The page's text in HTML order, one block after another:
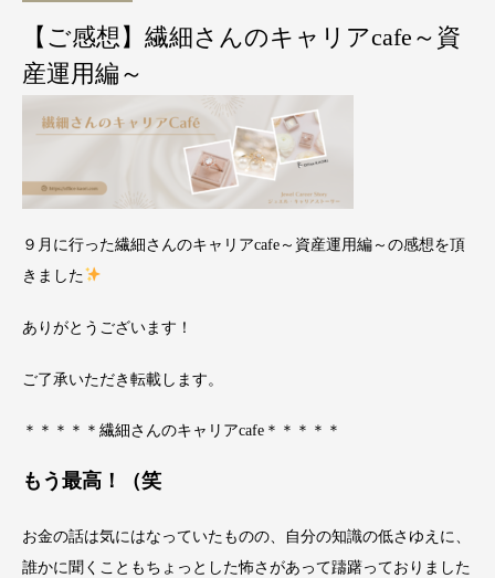
【ご感想】繊細さんのキャリアcafe～資
産運用編～
９月に行った繊細さんのキャリアcafe～資産運用編～の感想を頂
きました
ありがとうございます！
ご了承いただき転載します。
＊＊＊＊＊繊細さんのキャリアcafe＊＊＊＊＊
もう最高！（笑
お金の話は気にはなっていたものの、自分の知識の低さゆえに、
誰かに聞くこともちょっとした怖さがあって躊躇っておりました